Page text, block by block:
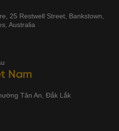
25 Restwell Street, Bankstown,
Australia
Nam
Tân An, Đắk Lắk